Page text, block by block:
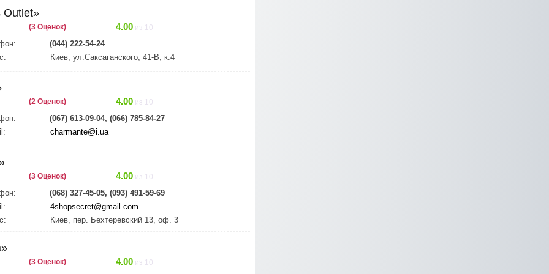
Outlet»
4.00из 10
(3 Оценок)
(044) 222-54-24
Киев, ул.Саксаганского, 41-В, к.4
4.00из 10
(2 Оценок)
(067) 613-09-04, (066) 785-84-27
charmante@i.ua
4.00из 10
(3 Оценок)
(068) 327-45-05, (093) 491-59-69
4shopsecret@gmail.com
Киев, пер. Бехтеревский 13, оф. 3
4.00из 10
(3 Оценок)